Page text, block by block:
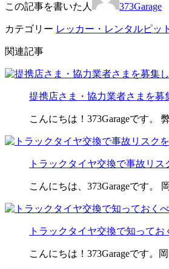
この記事を書いた人 373Garage
カテゴリー レッカー・レンタルピット
関連記事
提携店さま・協力業者さまを
こんにちは！373Garageです
トラックタイヤ交換で事故リス
こんにちは、373Garageです
トラックタイヤ交換で知って
こんにちは！373Garageです